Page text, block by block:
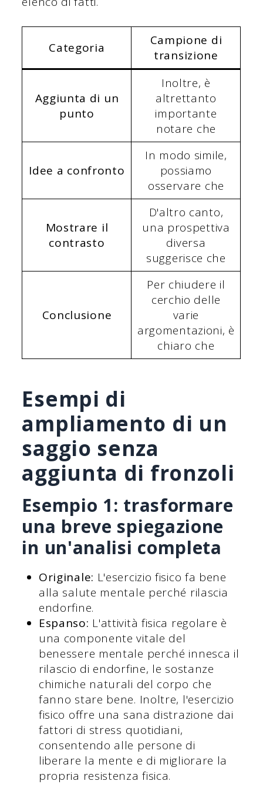
Categoria
Campione di
transizione
Aggiunta di un
punto
Inoltre, è
altrettanto
importante
notare che
Idee a confronto
In modo simile,
possiamo
osservare che
Mostrare il
contrasto
D'altro canto,
una prospettiva
diversa
suggerisce che
Conclusione
Per chiudere il
cerchio delle
varie
argomentazioni, è
chiaro che
Esempi di
ampliamento di un
saggio senza
aggiunta di fronzoli
Esempio 1: trasformare
una breve spiegazione
in un'analisi completa
Originale: L'esercizio fisico fa bene
alla salute mentale perché rilascia
endorfine.
Espanso: L'attività fisica regolare è
una componente vitale del
benessere mentale perché innesca il
rilascio di endorfine, le sostanze
chimiche naturali del corpo che
fanno stare bene. Inoltre, l'esercizio
fisico offre una sana distrazione dai
fattori di stress quotidiani,
consentendo alle persone di
liberare la mente e di migliorare la
propria resistenza fisica.